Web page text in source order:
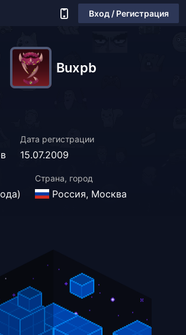
Вход / Регистрация
Buxpb
Дата регистрации
15.07.2009
Страна, город
Россия, Москва